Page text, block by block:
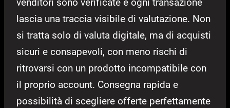
venditori sono verificate e ogni transazione
lascia una traccia visibile di valutazione. Non
si tratta solo di valuta digitale, ma di acquisti
sicuri e consapevoli, con meno rischi di
ritrovarsi con un prodotto incompatibile con
il proprio account. Consegna rapida e
possibilità di scegliere offerte perfettamente